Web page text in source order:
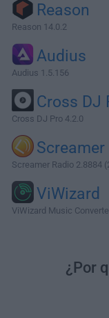
Reason
Reason 14.0.2
Audius
Audius 1.5.156
Cross DJ
Cross DJ Pro 4.2.0
Screamer
Screamer Radio 2.8884
ViWizard
ViWizard Music
¿Por